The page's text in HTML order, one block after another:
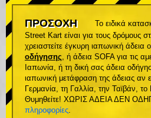
ΠΡΟΣΟΧΗ
Το ειδικά
Street Kart είναι για τους δρόμους
χρειαστείτε έγκυρη ιαπωνική άδεια
οδήγησης, ή άδεια SOFA για τις
Ιαπωνία, ή τη δική σας άδεια
ιαπωνική μετάφραση της άδειας αν
Γερμανία, τη Γαλλία, την Ταϊβάν,
Θυμηθείτε! ΧΩΡΙΣ ΑΔΕΙΑ ΔΕΝ
πληροφορίες.